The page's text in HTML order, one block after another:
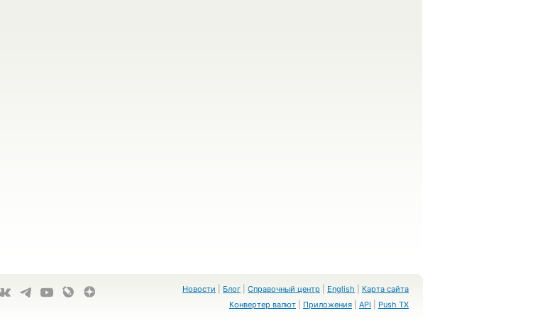
Новости Блог Справочный центр English
Карта сайта
Конвертер валют
Приложения API Push TX